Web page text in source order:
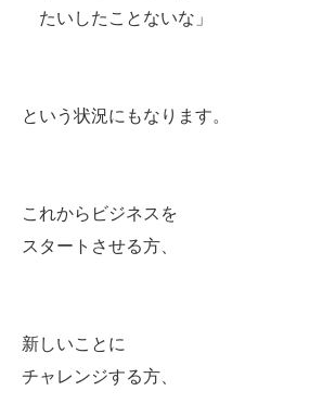
たいしたことないな」
という状況にもなります。
これからビジネスを
スタートさせる方、
新しいことに
チャレンジする方、